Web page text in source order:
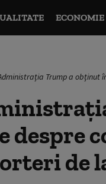
ECONOMIE
Trump a obținut
despre
de